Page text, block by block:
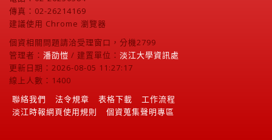
傳真：02-26214169
建議使用 Chrome 瀏覽器
個資相關問題請洽受理窗口，分機2799
管理者： 潘劭愷 / 建置單位： 淡江大學資訊處
更新日期：2026-08-05 11:27:17
線上人數：1400
聯絡我們
法令規章 表格下載
工作流程
淡江時報網頁使用規則
個資蒐集聲明專區